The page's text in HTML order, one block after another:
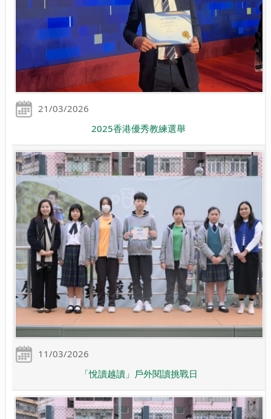
21/03/2026
2025香港優秀教練選舉
11/03/2026
「悅讀越讀」戶外閱讀挑戰日